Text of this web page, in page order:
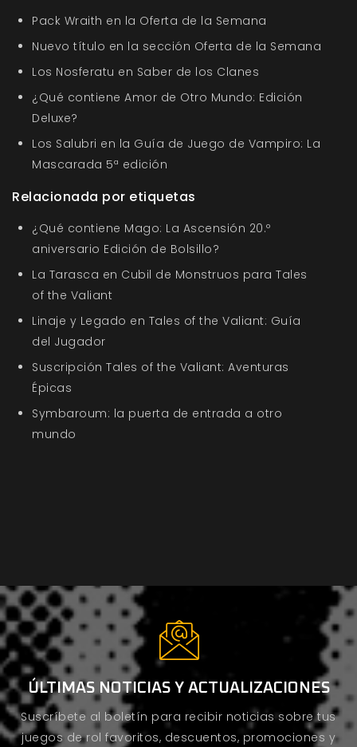
Pack Wraith en la Oferta de la Semana
Nuevo título en la sección Oferta de la Semana
Los Nosferatu en Saber de los Clanes
¿Qué contiene Amor de Otro Mundo: Edición
Deluxe?
Los Salubri en la Guía de Juego de Vampiro: La
Mascarada 5ª edición
Relacionada por etiquetas
¿Qué contiene Mago: La Ascensión 20.º
aniversario Edición de Bolsillo?
La Tarasca en Cubil de Monstruos para Tales
of the Valiant
Linaje y Legado en Tales of the Valiant: Guía
del Jugador
Suscripción Tales of the Valiant: Aventuras
Épicas
Symbaroum: la puerta de entrada a otro
mundo
ÚLTIMAS NOTICIAS Y ACTUALIZACIONES
Suscríbete al boletín para recibir noticias sobre tus
juegos de rol favoritos, descuentos, promociones y